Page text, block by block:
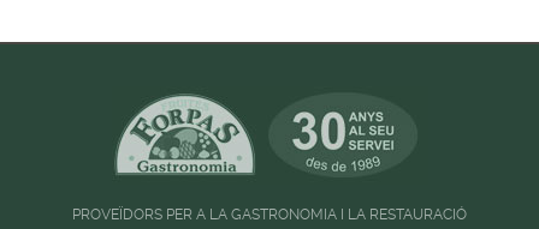
PROVEÏDORS PER A LA GASTRONOMIA I LA RESTAURACIÓ